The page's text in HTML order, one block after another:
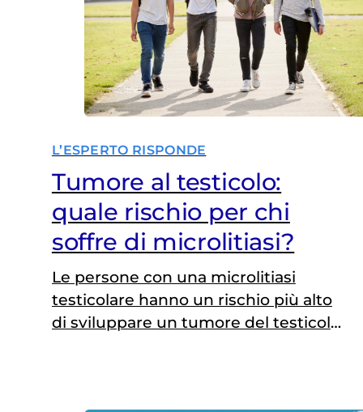
L’ESPERTO RISPONDE
Tumore al testicolo:
quale rischio per chi
soffre di microlitiasi?
Le persone con una microlitiasi
testicolare hanno un rischio più alto
di sviluppare un tumore del testicolo.